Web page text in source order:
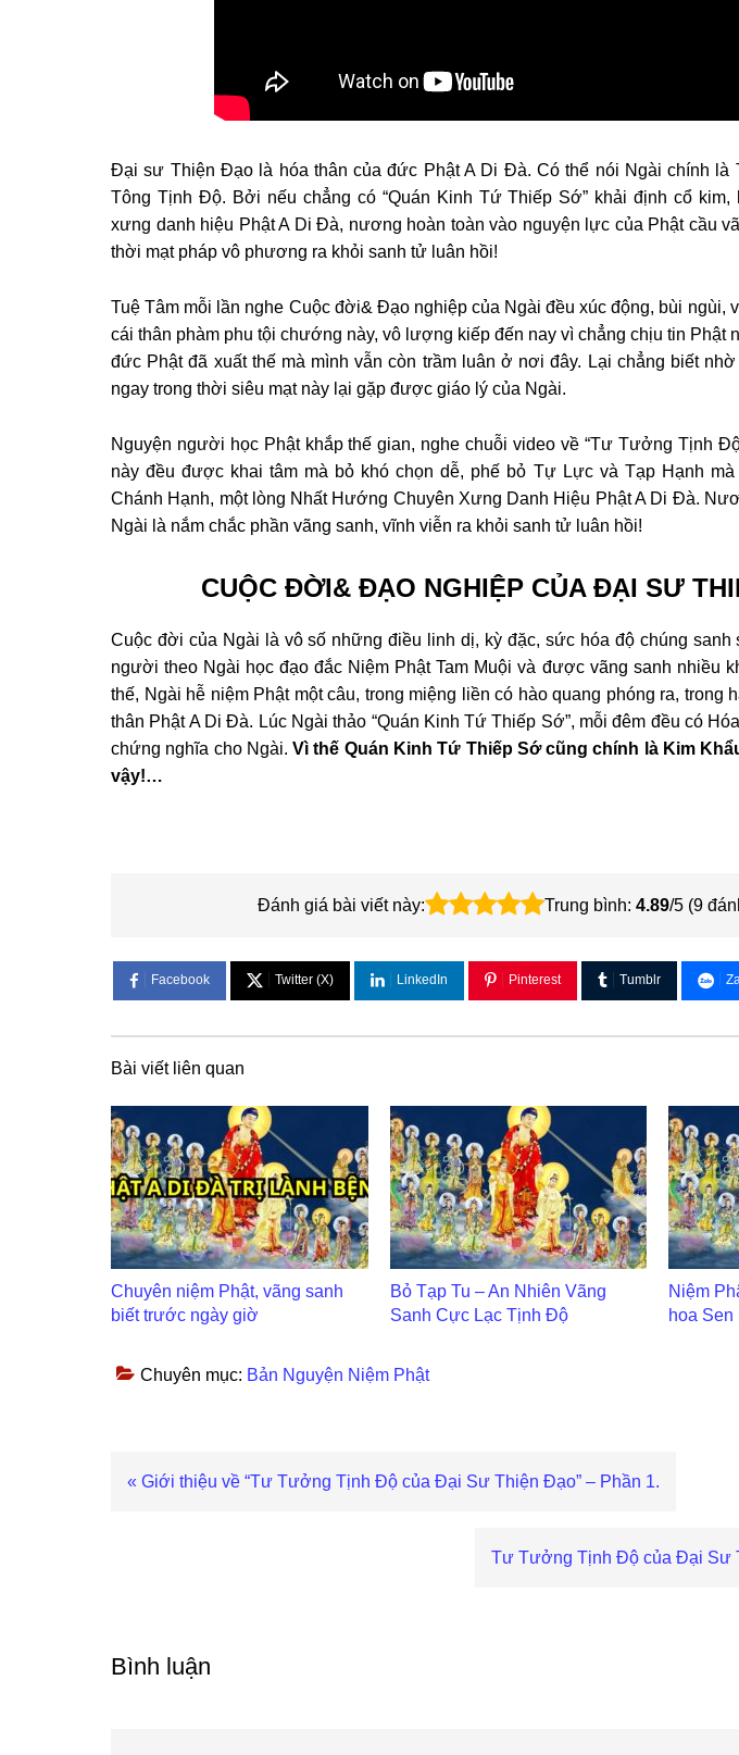
Đại sư Thiện Đạo là hóa thân của đức Phật A Di Đà. Có thể nói Ngài chính là
Tông Tịnh Độ. Bởi nếu chẳng có “Quán Kinh Tứ Thiếp Sớ” khải định cổ kim,
xưng danh hiệu Phật A Di Đà, nương hoàn toàn vào nguyện lực của Phật cầu
thời mạt pháp vô phương ra khỏi sanh tử luân hồi!
Tuệ Tâm mỗi lần nghe Cuộc đời& Đạo nghiệp của Ngài đều xúc động, bùi ngùi,
cái thân phàm phu tội chướng này, vô lượng kiếp đến nay vì chẳng chịu tin Phật
đức Phật đã xuất thế mà mình vẫn còn trầm luân ở nơi đây. Lại chẳng biết
ngay trong thời siêu mạt này lại gặp được giáo lý của Ngài.
Nguyện người học Phật khắp thế gian, nghe chuỗi video về “Tư Tưởng Tịnh
này đều được khai tâm mà bỏ khó chọn dễ, phế bỏ Tự Lực và Tạp Hạnh
Chánh Hạnh, một lòng Nhất Hướng Chuyên Xưng Danh Hiệu Phật A Di Đà.
Ngài là nắm chắc phần vãng sanh, vĩnh viễn ra khỏi sanh tử luân hồi!
CUỘC ĐỜI& ĐẠO NGHIỆP CỦA ĐẠI SƯ
Cuộc đời của Ngài là vô số những điều linh dị, kỳ đặc, sức hóa độ chúng sanh
người theo Ngài học đạo đắc Niệm Phật Tam Muội và được vãng sanh nhiều
thế, Ngài hễ niệm Phật một câu, trong miệng liền có hào quang phóng ra, trong
thân Phật A Di Đà. Lúc Ngài thảo “Quán Kinh Tứ Thiếp Sớ”, mỗi đêm đều có
chứng nghĩa cho Ngài.Vì thế Quán Kinh Tứ Thiếp Sớ cũng chính là Kim
vậy!…
Đánh giá bài viết này: Trung bình: 4.89/5 (9
Facebook Twitter (X) LinkedIn Pinterest Tumblr
Bài viết liên quan
Chuyên niệm Phật, vãng sanh
biết trước ngày giờ
Bỏ Tạp Tu – An Nhiên Vãng
Sanh Cực Lạc Tịnh Độ
Niệm
hoa Sen
Chuyên mục: Bản Nguyện Niệm Phật
Bài
« Giới thiệu về “Tư Tưởng Tịnh Độ của Đại Sư Thiện Đạo” – Phần 1.
Bài
Tư Tưởng Tịnh Độ của Đại Sư
Interactions
Bình luận